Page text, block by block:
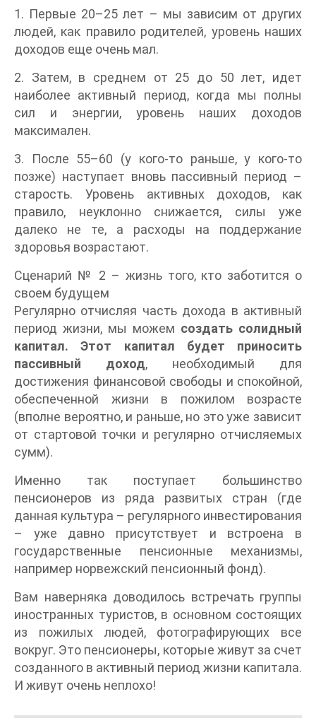
1. Первые 20–25 лет – мы зависим от других
людей, как правило родителей, уровень наших
доходов еще очень мал.
2. Затем, в среднем от 25 до 50 лет, идет
наиболее активный период, когда мы полны
сил и энергии, уровень наших доходов
максимален.
3. После 55–60 (у кого-то раньше, у кого-то
позже) наступает вновь пассивный период –
старость. Уровень активных доходов, как
правило, неуклонно снижается, силы уже
далеко не те, а расходы на поддержание
здоровья возрастают.
Сценарий № 2 – жизнь того, кто заботится о
своем будущем
Регулярно отчисляя часть дохода в активный
период жизни, мы можем создать солидный
капитал. Этот капитал будет приносить
пассивный доход, необходимый для
достижения финансовой свободы и спокойной,
обеспеченной жизни в пожилом возрасте
(вполне вероятно, и раньше, но это уже зависит
от стартовой точки и регулярно отчисляемых
сумм).
Именно так поступает большинство
пенсионеров из ряда развитых стран (где
данная культура – регулярного инвестирования
– уже давно присутствует и встроена в
государственные пенсионные механизмы,
например норвежский пенсионный фонд).
Вам наверняка доводилось встречать группы
иностранных туристов, в основном состоящих
из пожилых людей, фотографирующих все
вокруг. Это пенсионеры, которые живут за счет
созданного в активный период жизни капитала.
И живут очень неплохо!